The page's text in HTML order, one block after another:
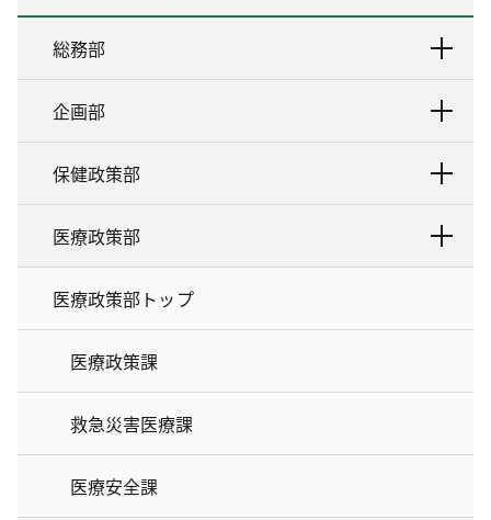
総務部
企画部
保健政策部
医療政策部
医療政策部トップ
医療政策課
救急災害医療課
医療安全課